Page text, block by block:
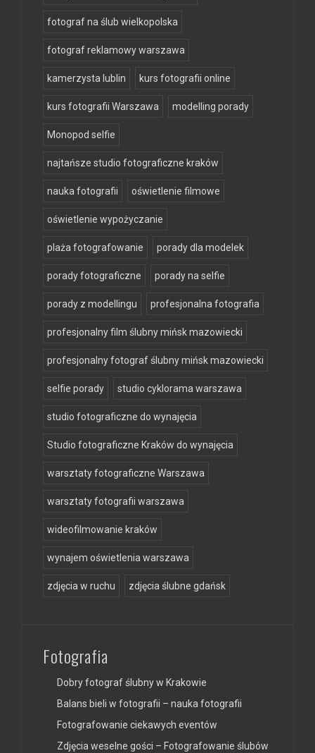
fotograf na ślub wielkopolska
fotograf reklamowy warszawa
kamerzysta lublin kurs fotografii online
kurs fotografii Warszawa modelling porady
Monopod selfie
najtańsze studio fotograficzne kraków
nauka fotografii oświetlenie filmowe
oświetlenie wypożyczanie
plaża fotografowanie porady dla modelek
porady fotograficzne porady na selfie
porady z modellingu profesjonalna fotografia
profesjonalny film ślubny mińsk mazowiecki
profesjonalny fotograf ślubny mińsk mazowiecki
selfie porady studio cyklorama warszawa
studio fotograficzne do wynajęcia
Studio fotograficzne Kraków do wynajęcia
warsztaty fotograficzne Warszawa
warsztaty fotografii warszawa
wideofilmowanie kraków
wynajem oświetlenia warszawa
zdjęcia w ruchu zdjęcia ślubne gdańsk
Fotografia
Dobry fotograf ślubny w Krakowie
Balans bieli w fotografii – nauka fotografii
Fotografowanie ciekawych eventów
Zdjęcia weselne gości – Fotografowanie ślubów